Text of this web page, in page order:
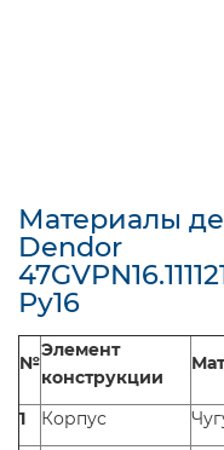
Материалы
Dendor
Ру16
№
Элемент
конструкции
1 Корпус